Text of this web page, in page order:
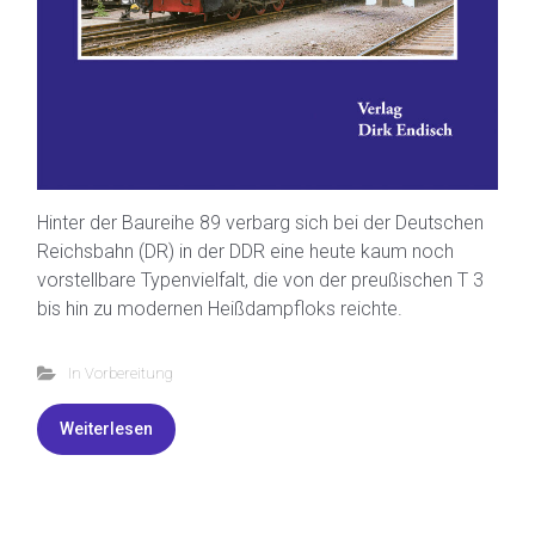
Hinter der Baureihe 89 verbarg sich bei der Deutschen
Reichsbahn (DR) in der DDR eine heute kaum noch
vorstellbare Typenvielfalt, die von der preußischen T 3
bis hin zu modernen Heißdampfloks reichte.
In Vorbereitung
Weiterlesen